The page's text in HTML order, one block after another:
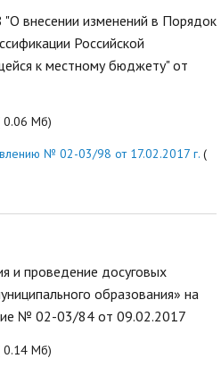
внесении изменений в Порядок
Российской
к местному бюджету" от
0.06 Мб)
№ 02-03/98 от 17.02.2017 г. (
и проведение досуговых
образования» на
№ 02-03/84 от 09.02.2017
0.14 Мб)